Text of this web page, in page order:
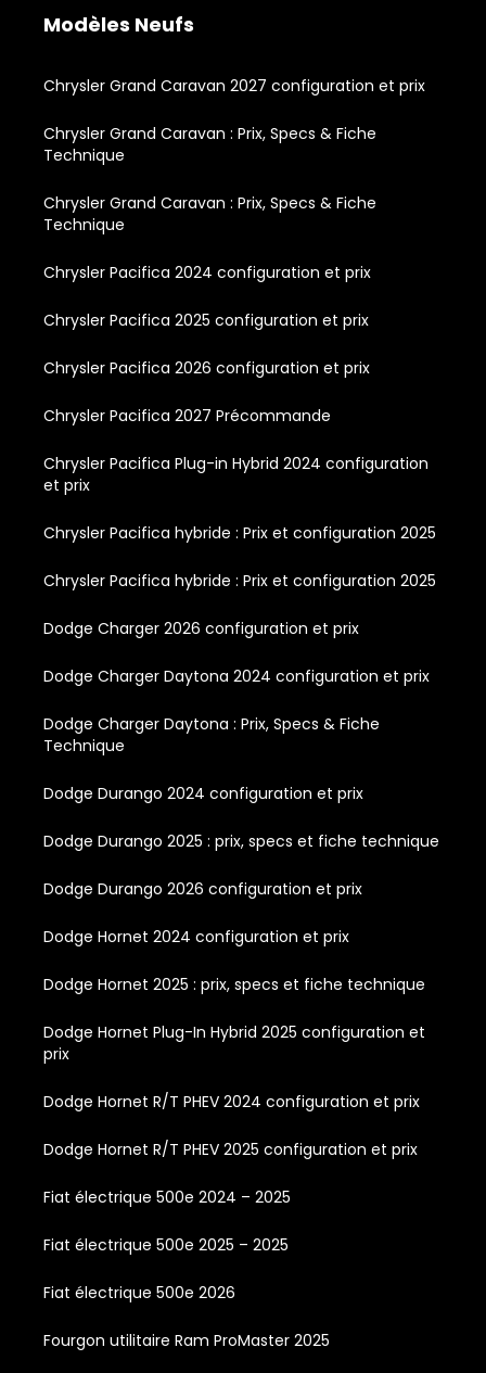
Modèles Neufs
Chrysler Grand Caravan 2027 configuration et prix
Chrysler Grand Caravan : Prix, Specs & Fiche
Technique
Chrysler Grand Caravan : Prix, Specs & Fiche
Technique
Chrysler Pacifica 2024 configuration et prix
Chrysler Pacifica 2025 configuration et prix
Chrysler Pacifica 2026 configuration et prix
Chrysler Pacifica 2027 Précommande
Chrysler Pacifica Plug-in Hybrid 2024 configuration
et prix
Chrysler Pacifica hybride : Prix et configuration 2025
Chrysler Pacifica hybride : Prix et configuration 2025
Dodge Charger 2026 configuration et prix
Dodge Charger Daytona 2024 configuration et prix
Dodge Charger Daytona : Prix, Specs & Fiche
Technique
Dodge Durango 2024 configuration et prix
Dodge Durango 2025 : prix, specs et fiche technique
Dodge Durango 2026 configuration et prix
Dodge Hornet 2024 configuration et prix
Dodge Hornet 2025 : prix, specs et fiche technique
Dodge Hornet Plug-In Hybrid 2025 configuration et
prix
Dodge Hornet R/T PHEV 2024 configuration et prix
Dodge Hornet R/T PHEV 2025 configuration et prix
Fiat électrique 500e 2024 – 2025
Fiat électrique 500e 2025 – 2025
Fiat électrique 500e 2026
Fourgon utilitaire Ram ProMaster 2025